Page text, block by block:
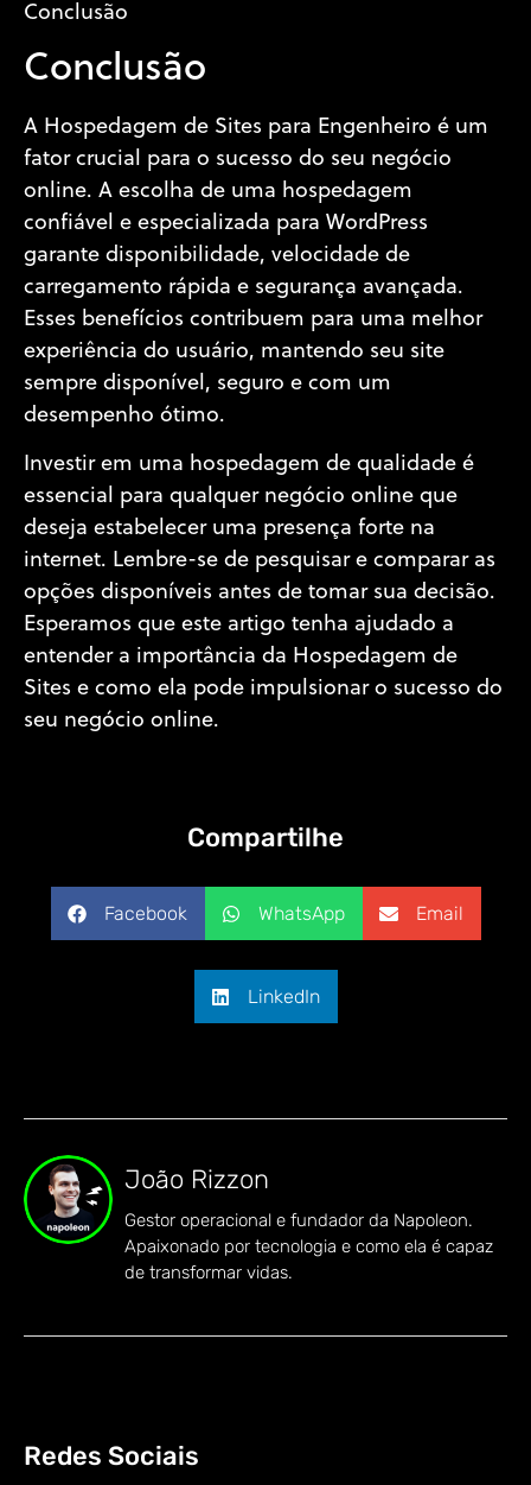
Conclusão
Conclusão
A Hospedagem de Sites para Engenheiro é um
fator crucial para o sucesso do seu negócio
online. A escolha de uma hospedagem
confiável e especializada para WordPress
garante disponibilidade, velocidade de
carregamento rápida e segurança avançada.
Esses benefícios contribuem para uma melhor
experiência do usuário, mantendo seu site
sempre disponível, seguro e com um
desempenho ótimo.
Investir em uma hospedagem de qualidade é
essencial para qualquer negócio online que
deseja estabelecer uma presença forte na
internet. Lembre-se de pesquisar e comparar as
opções disponíveis antes de tomar sua decisão.
Esperamos que este artigo tenha ajudado a
entender a importância da Hospedagem de
Sites e como ela pode impulsionar o sucesso do
seu negócio online.
Compartilhe
Facebook WhatsApp Email
LinkedIn
João Rizzon
Gestor operacional e fundador da Napoleon.
Apaixonado por tecnologia e como ela é capaz
de transformar vidas.
Redes Sociais